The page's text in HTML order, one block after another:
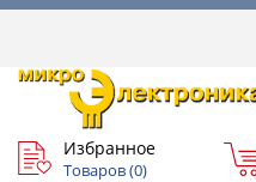
Избранное
Товаров (0)